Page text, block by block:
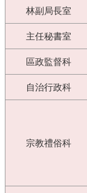
林副局長室
主任秘書室
區政監督科
自治行政科
宗教禮俗科